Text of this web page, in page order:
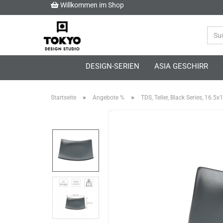
Willkommen im Shop
DESIGN-SERIEN ASIA GESCHIRR
Startseite » Angebote % » TDS, Teller, Black Series,